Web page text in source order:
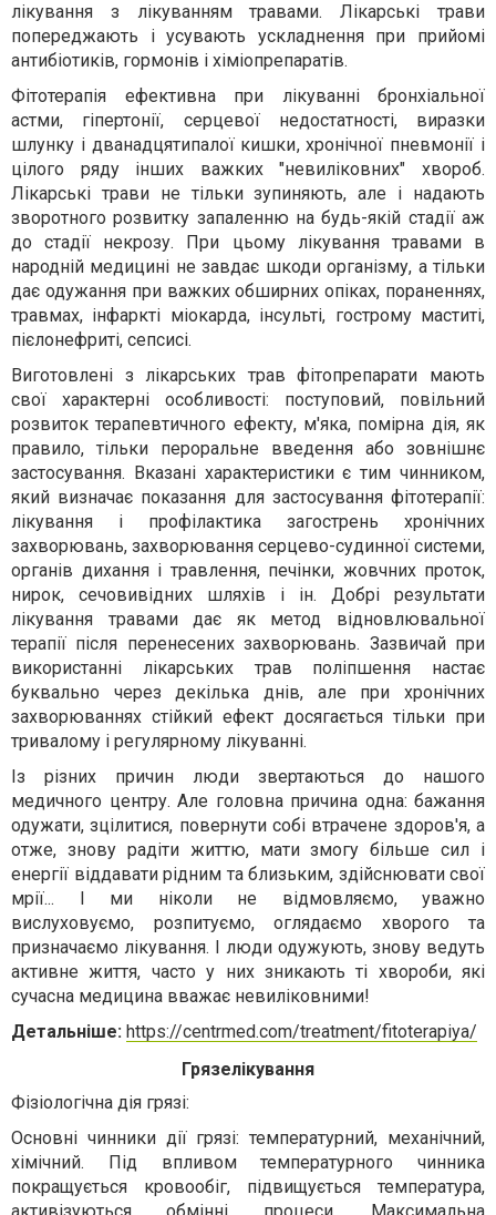
лікування з лікуванням травами. Лікарські трави
попереджають і усувають ускладнення при прийомі
антибіотиків, гормонів і хіміопрепаратів.
Фітотерапія ефективна при лікуванні бронхіальної
астми, гіпертонії, серцевої недостатності, виразки
шлунку і дванадцятипалої кишки, хронічної пневмонії і
цілого ряду інших важких "невиліковних" хвороб.
Лікарські трави не тільки зупиняють, але і надають
зворотного розвитку запаленню на будь-якій стадії аж
до стадії некрозу. При цьому лікування травами в
народній медицині не завдає шкоди організму, а тільки
дає одужання при важких обширних опіках, пораненнях,
травмах, інфаркті міокарда, інсульті, гострому маститі,
пієлонефриті, сепсисі.
Виготовлені з лікарських трав фітопрепарати мають
свої характерні особливості: поступовий, повільний
розвиток терапевтичного ефекту, м'яка, помірна дія, як
правило, тільки пероральне введення або зовнішнє
застосування. Вказані характеристики є тим чинником,
який визначає показання для застосування фітотерапії:
лікування і профілактика загострень хронічних
захворювань, захворювання серцево-судинної системи,
органів дихання і травлення, печінки, жовчних проток,
нирок, сечовивідних шляхів і ін. Добрі результати
лікування травами дає як метод відновлювальної
терапії після перенесених захворювань. Зазвичай при
використанні лікарських трав поліпшення настає
буквально через декілька днів, але при хронічних
захворюваннях стійкий ефект досягається тільки при
тривалому і регулярному лікуванні.
Із різних причин люди звертаються до нашого
медичного центру. Але головна причина одна: бажання
одужати, зцілитися, повернути собі втрачене здоров'я, а
отже, знову радіти життю, мати змогу більше сил і
енергії віддавати рідним та близьким, здійснювати свої
мрії... І ми ніколи не відмовляємо, уважно
вислуховуємо, розпитуємо, оглядаємо хворого та
призначаємо лікування. І люди одужують, знову ведуть
активне життя, часто у них зникають ті хвороби, які
сучасна медицина вважає невиліковними!
Детальніше: https://centrmed.com/treatment/fitoterapiya/
Грязелікування
Фізіологічна дія грязі:
Основні чинники дії грязі: температурний, механічний,
хімічний. Під впливом температурного чинника
покращується кровообіг, підвищується температура,